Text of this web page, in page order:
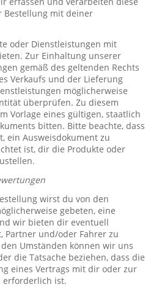
Bestellung mit deiner
oder Dienstleistungen mit
Zur Einhaltung unserer
gemäß des geltenden Rechts
Verkaufs und der Lieferung
möglicherweise
überprüfen. Zu diesem
Vorlage eines gültigen, staatlich
bitten. Bitte beachte, dass
ein Ausweisdokument zu
ist, dir die Produkte oder
wirst du von den
gebeten, eine
wir bieten dir eventuell
Partner und/oder Fahrer zu
Umständen können wir uns
die Tatsache beziehen, dass die
eines Vertrags mit dir oder zur
erforderlich ist.